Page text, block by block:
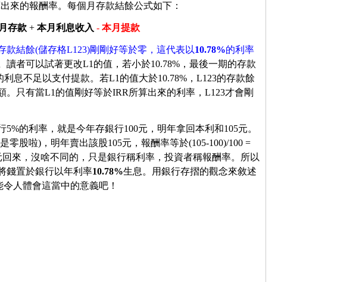
來的報酬率。每個月存款結餘公式如下：
存款 + 本月利息收入 - 本月提款
款結餘(儲存格L123)剛剛好等於零，這代表以10.78%的利率
讀者可以試著更改L1的值，若小於10.78%，最後一期的存款
息不足以支付提款。若L1的值大於10.78%，L123的存款餘
只有當L1的值剛好等於IRR所算出來的利率，L123才會剛
5%的利率，就是今年存銀行100元，明年拿回本利和105元。
零股啦)，明年賣出該股105元，報酬率等於(105-100)/100 =
來，沒啥不同的，只是銀行稱利率，投資者稱報酬率。所以
錢置於銀行以年利率10.78%生息。用銀行存摺的觀念來敘述
人體會這當中的意義吧！